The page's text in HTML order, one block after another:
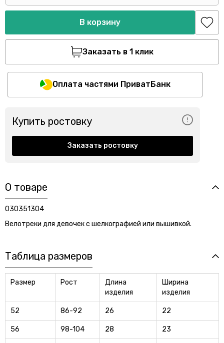
В корзину
Заказать в 1 клик
Оплата частями ПриватБанк
Купить ростовку
Заказать ростовку
О товаре
030351304
Велотреки для девочек с шелкографией или вышивкой.
Таблица размеров
Размер Рост
Длина
изделия
Ширина
изделия
52 86-92 26 22
56 98-104 28 23